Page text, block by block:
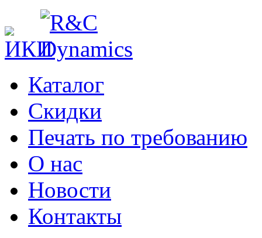
Каталог
Cкидки
Печать по требованию
О нас
Новости
Контакты